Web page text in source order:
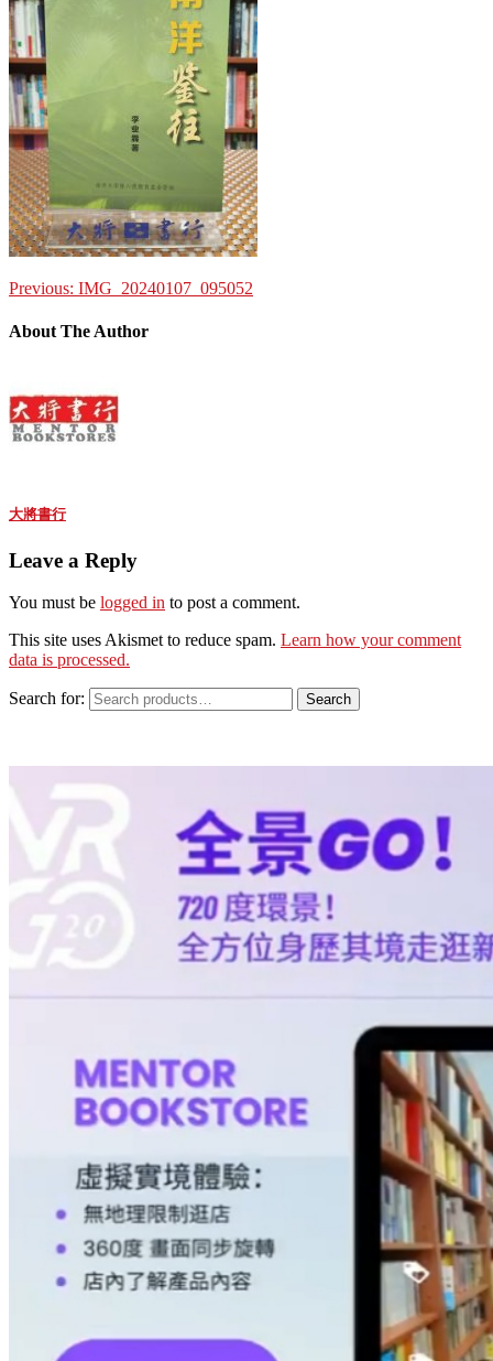
Previous: IMG_20240107_095052
About The Author
大將書行
Leave a Reply
You must be logged in to post a comment.
This site uses Akismet to reduce spam. Learn how your comment
data is processed.
Search for: Search